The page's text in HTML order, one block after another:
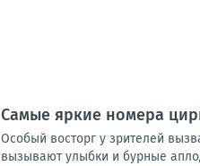
Самые яркие номера
Особый восторг у зрителей
вызывают улыбки и бурные